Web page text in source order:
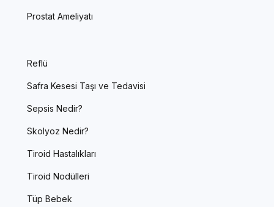
Prostat Ameliyatı
Reflü
Safra Kesesi Taşı ve Tedavisi
Sepsis Nedir?
Skolyoz Nedir?
Tiroid Hastalıkları
Tiroid Nodülleri
Tüp Bebek